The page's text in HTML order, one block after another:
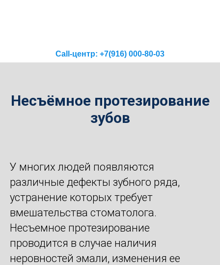
Call-центр: +7(916) 000-80-03
Несъёмное протезирование
зубов
У многих людей появляются
различные дефекты зубного ряда,
устранение которых требует
вмешательства стоматолога.
Несъемное протезирование
проводится в случае наличия
неровностей эмали, изменения ее